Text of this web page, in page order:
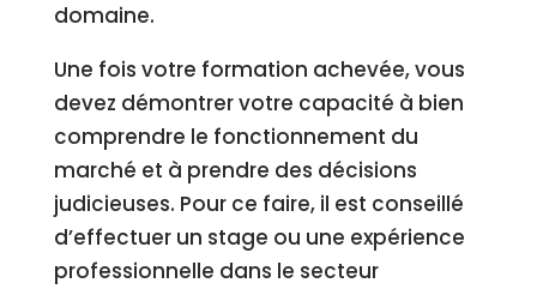
domaine.
Une fois votre formation achevée, vous
devez démontrer votre capacité à bien
comprendre le fonctionnement du
marché et à prendre des décisions
judicieuses. Pour ce faire, il est conseillé
d’effectuer un stage ou une expérience
professionnelle dans le secteur